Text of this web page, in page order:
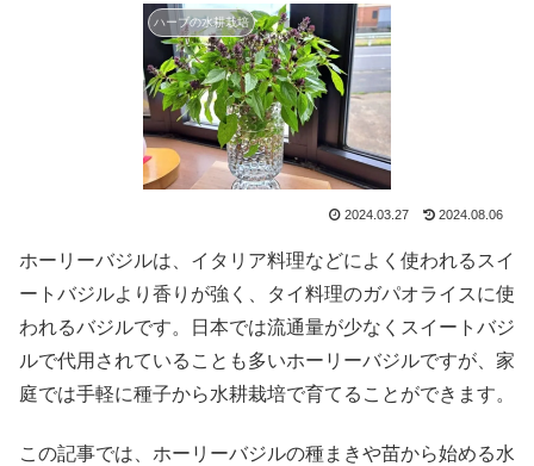
ハーブの水耕栽培
2024.03.27 2024.08.06
ホーリーバジルは、イタリア料理などによく使われるスイ
ートバジルより香りが強く、タイ料理のガパオライスに使
われるバジルです。日本では流通量が少なくスイートバジ
ルで代用されていることも多いホーリーバジルですが、家
庭では手軽に種子から水耕栽培で育てることができます。
この記事では、ホーリーバジルの種まきや苗から始める水